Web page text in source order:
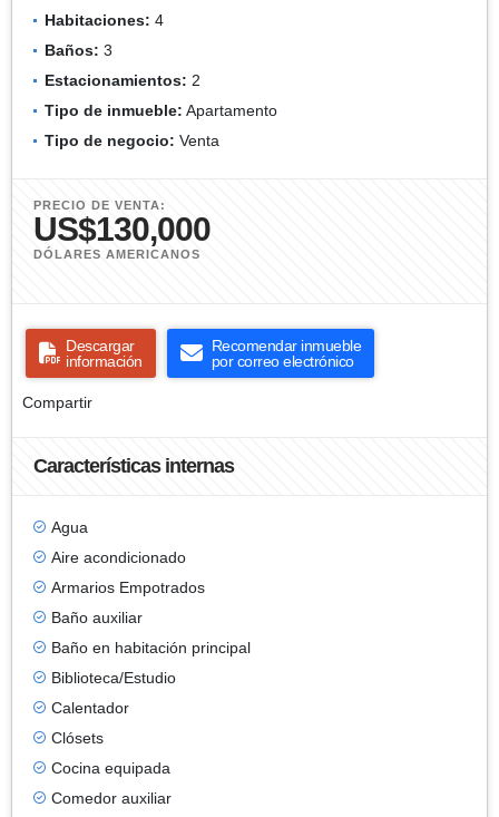
Habitaciones: 4
Baños: 3
Estacionamientos: 2
Tipo de inmueble: Apartamento
Tipo de negocio: Venta
PRECIO DE VENTA:
US$130,000
DÓLARES AMERICANOS
Descargar
información
Recomendar inmueble
por correo electrónico
Compartir
Características internas
Agua
Aire acondicionado
Armarios Empotrados
Baño auxiliar
Baño en habitación principal
Biblioteca/Estudio
Calentador
Clósets
Cocina equipada
Comedor auxiliar